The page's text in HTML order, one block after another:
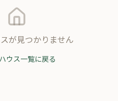
が見つかりません
ウス一覧に戻る